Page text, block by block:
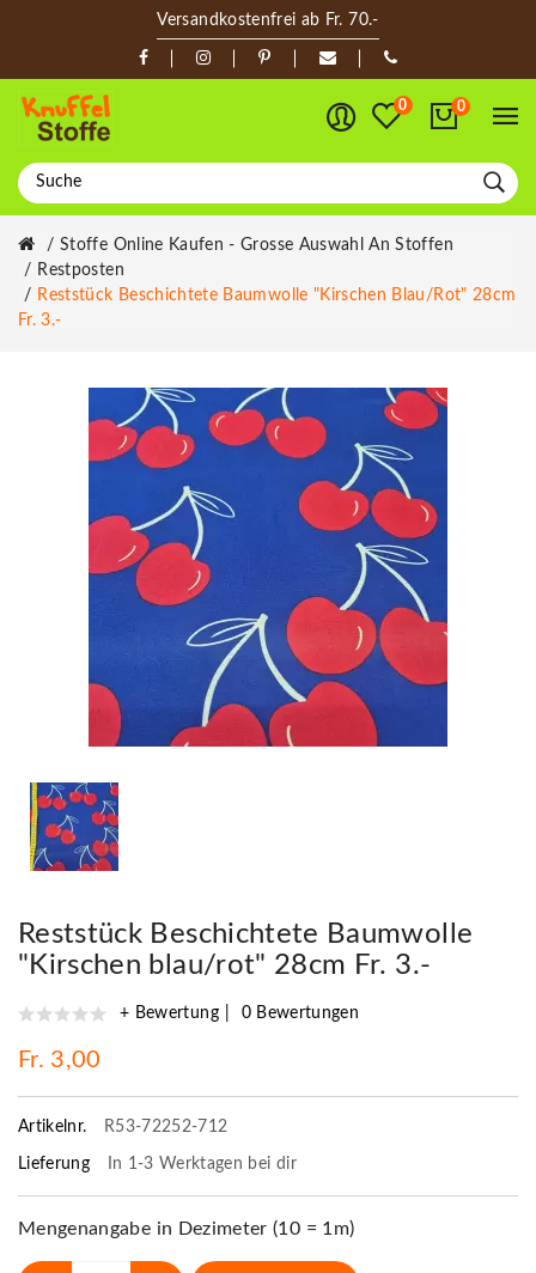
Versandkostenfrei ab Fr. 70.-
0 0
Stoffe Online Kaufen - Grosse Auswahl An Stoffen
Restposten
Reststück Beschichtete Baumwolle "Kirschen Blau/rot" 28cm
Fr. 3.-
Reststück Beschichtete Baumwolle
"Kirschen blau/rot" 28cm Fr. 3.-
+ Bewertung 0 Bewertungen
Fr. 3,00
Artikelnr. R53-72252-712
Lieferung In 1-3 Werktagen bei dir
Mengenangabe in Dezimeter (10 = 1m)